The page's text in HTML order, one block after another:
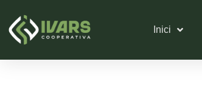
contingut
Inici